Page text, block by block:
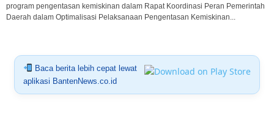
program pengentasan kemiskinan dalam Rapat Koordinasi Peran Pemerintah
Daerah dalam Optimalisasi Pelaksanaan Pengentasan Kemiskinan...
Baca berita lebih cepat lewat
aplikasi BantenNews.co.id